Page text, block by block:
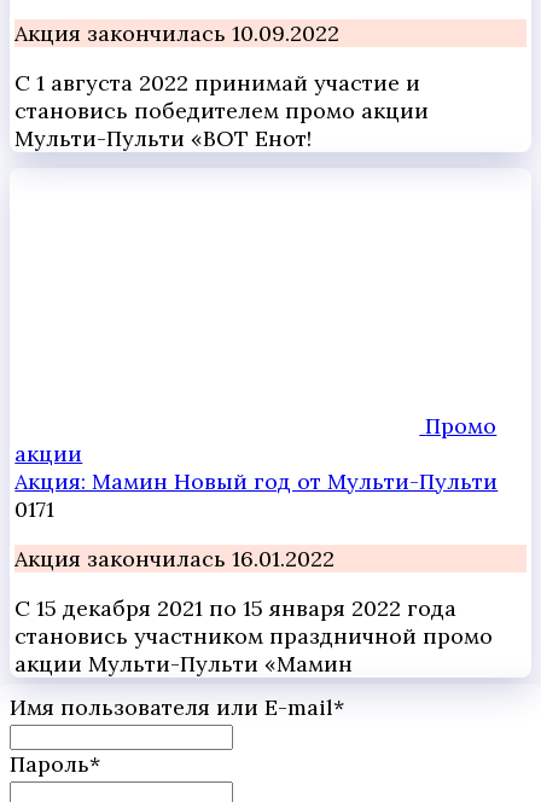
Акция закончилась 10.09.2022
С 1 августа 2022 принимай участие и
становись победителем промо акции
Мульти-Пульти «ВОТ Енот!
Промо
акции
Акция: Мамин Новый год от Мульти-Пульти
0171
Акция закончилась 16.01.2022
С 15 декабря 2021 по 15 января 2022 года
становись участником праздничной промо
акции Мульти-Пульти «Мамин
Имя пользователя или E-mail*
Пароль*